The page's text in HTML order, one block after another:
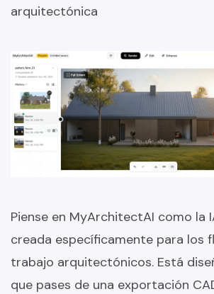
arquitectónica
Piense en MyArchitectAI como la
creada específicamente para los
trabajo arquitectónicos. Está
que pases de una exportación